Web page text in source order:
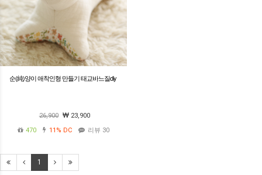
순(純)양이 애착인형 만들기 태교바느질diy
26,900
23,900
470
11% DC 리뷰 30
1